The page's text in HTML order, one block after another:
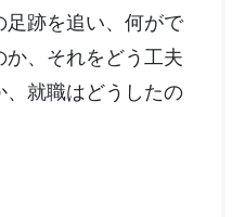
足跡を追い、何がで
か、それをどう工夫
、就職はどうしたの